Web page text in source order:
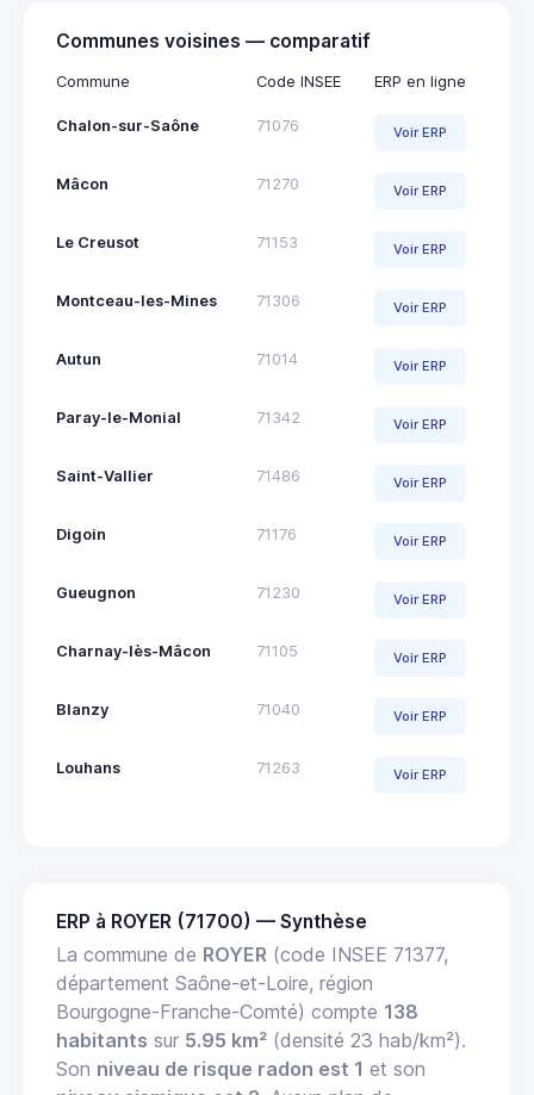
Communes voisines — comparatif
Commune Code INSEE ERP en ligne
Chalon-sur-Saône 71076 Voir ERP
Mâcon 71270 Voir ERP
Le Creusot 71153 Voir ERP
Montceau-les-Mines 71306 Voir ERP
Autun 71014 Voir ERP
Paray-le-Monial 71342 Voir ERP
Saint-Vallier 71486 Voir ERP
Digoin 71176 Voir ERP
Gueugnon 71230 Voir ERP
Charnay-lès-Mâcon 71105 Voir ERP
Blanzy 71040 Voir ERP
Louhans 71263 Voir ERP
ERP à ROYER (71700) — Synthèse
La commune de ROYER (code INSEE 71377,
département Saône-et-Loire, région
Bourgogne-Franche-Comté) compte 138
habitants sur 5.95 km² (densité 23 hab/km²).
Son niveau de risque radon est 1 et son